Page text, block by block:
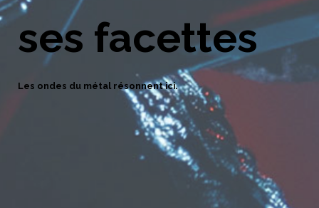
ses facettes
Les ondes du métal résonnent ici.